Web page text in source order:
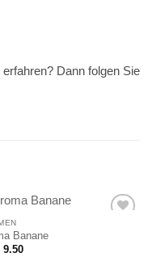
Dann folgen Sie
Banane
9.50